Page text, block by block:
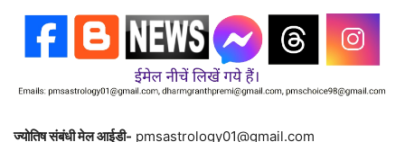
ज्योतिष संबंधी मेल आईडी- pmsastrology01@gmail.com